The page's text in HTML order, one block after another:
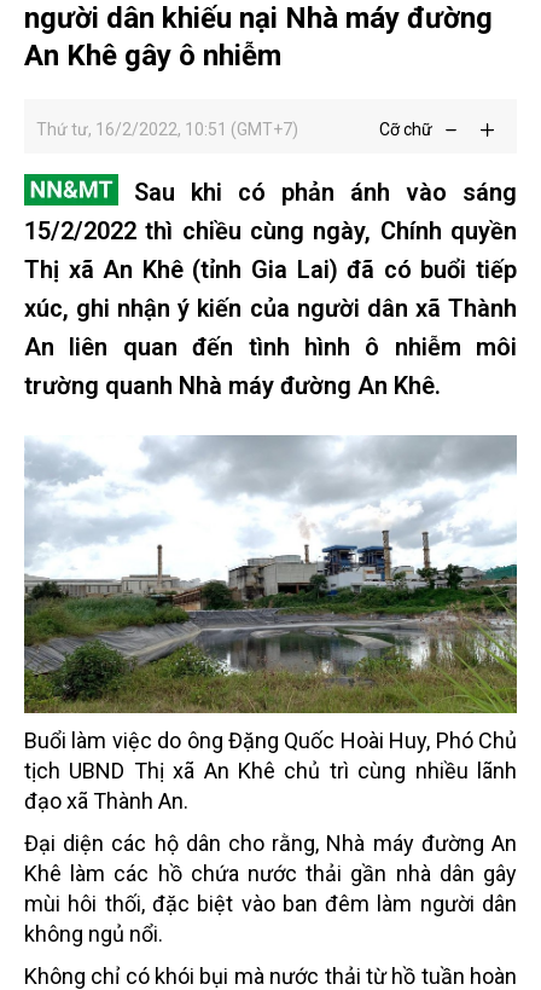
người dân khiếu nại Nhà máy đường
An Khê gây ô nhiễm
Thứ tư, 16/2/2022, 10:51 (GMT+7) Cỡ chữ
Sau khi có phản ánh vào sáng
15/2/2022 thì chiều cùng ngày, Chính quyền
Thị xã An Khê (tỉnh Gia Lai) đã có buổi tiếp
xúc, ghi nhận ý kiến của người dân xã Thành
An liên quan đến tình hình ô nhiễm môi
trường quanh Nhà máy đường An Khê.
Buổi làm việc do ông Đặng Quốc Hoài Huy, Phó Chủ
tịch UBND Thị xã An Khê chủ trì cùng nhiều lãnh
đạo xã Thành An.
Đại diện các hộ dân cho rằng, Nhà máy đường An
Khê làm các hồ chứa nước thải gần nhà dân gây
mùi hôi thối, đặc biệt vào ban đêm làm người dân
không ngủ nổi.
Không chỉ có khói bụi mà nước thải từ hồ tuần hoàn